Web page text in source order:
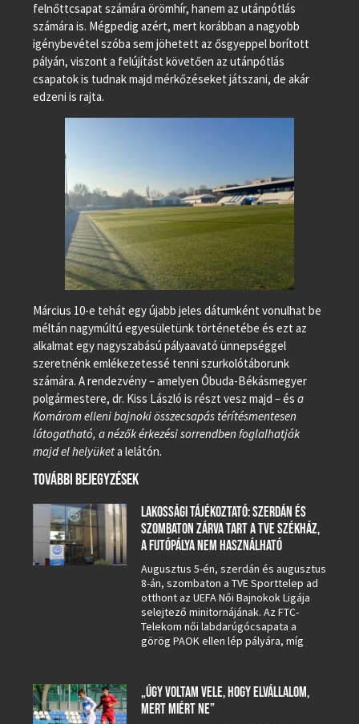
felnőttcsapat számára örömhír, hanem az utánpótlás
számára is. Mégpedig azért, mert korábban a nagyobb
igénybevétel szóba sem jöhetett az ősgyeppel borított
pályán, viszont a felújítást követően az utánpótlás
csapatok is tudnak majd mérkőzéseket játszani, de akár
edzeni is rajta.
Március 10-e tehát egy újabb jeles dátumként vonulhat be
méltán nagymúltú egyesületünk történetébe és ezt az
alkalmat egy nagyszabású pályaavató ünnepséggel
szeretnénk emlékezetessé tenni szurkolótáborunk
számára. A rendezvény – amelyen Óbuda-Békásmegyer
polgármestere, dr. Kiss László is részt vesz majd – és a
Komárom elleni bajnoki összecsapás térítésmentesen
látogatható, a nézők érkezési sorrendben foglalhatják
majd el helyüketa lelátón.
TOVÁBBI BEJEGYZÉSEK
LAKOSSÁGI TÁJÉKOZTATÓ: SZERDÁN ÉS
SZOMBATON ZÁRVA TART A TVE SZÉKHÁZ,
A FUTÓPÁLYA NEM HASZNÁLHATÓ
Augusztus 5-én, szerdán és augusztus
8-án, szombaton a TVE Sporttelep ad
otthont az UEFA Női Bajnokok Ligája
selejtező minitornájának. Az FTC-
Telekom női labdarúgócsapata a
görög PAOK ellen lép pályára, míg
„ÚGY VOLTAM VELE, HOGY ELVÁLLALOM,
MERT MIÉRT NE”